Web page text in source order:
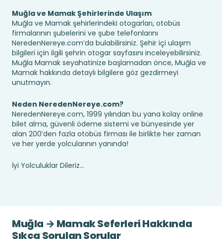
Muğla ve Mamak Şehirlerinde Ulaşım
Muğla ve Mamak şehirlerindeki otogarları, otobüs
firmalarının şubelerini ve şube telefonlarını
NeredenNereye.com’da bulabilirsiniz. Şehir içi ulaşım
bilgileri için ilgili şehrin otogar sayfasını inceleyebilirsiniz.
Muğla Mamak seyahatinize başlamadan önce, Muğla ve
Mamak hakkında detaylı bilgilere göz gezdirmeyi
unutmayın.
Neden NeredenNereye.com?
NeredenNereye.com, 1999 yılından bu yana kolay online
bilet alma, güvenli ödeme sistemi ve bünyesinde yer
alan 200’den fazla otobüs firması ile birlikte her zaman
ve her yerde yolcularının yanında!
İyi Yolculuklar Dileriz...
Muğla → Mamak Seferleri Hakkında
Sıkça Sorulan Sorular